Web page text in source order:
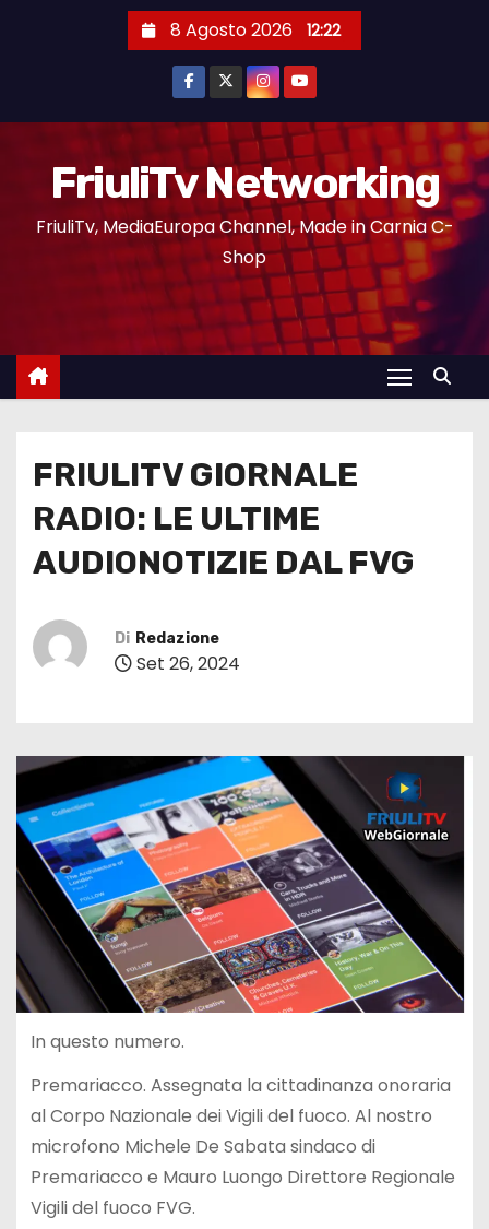
8 Agosto 2026 12:22
FriuliTv Networking
FriuliTv, MediaEuropa Channel, Made in Carnia C-
Shop
FRIULITV GIORNALE
RADIO: LE ULTIME
AUDIONOTIZIE DAL FVG
Di Redazione
Set 26, 2024
In questo numero.
Premariacco. Assegnata la cittadinanza onoraria
al Corpo Nazionale dei Vigili del fuoco. Al nostro
microfono Michele De Sabata sindaco di
Premariacco e Mauro Luongo Direttore Regionale
Vigili del fuoco FVG.